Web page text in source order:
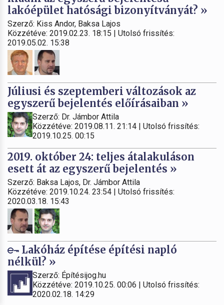
lakóépület hatósági bizonyítványát? »
Szerző: Kiss Andor, Baksa Lajos
Közzétéve: 2019.02.23. 18:15 | Utolsó frissítés:
2019.05.02. 15:38
Júliusi és szeptemberi változások az
egyszerű bejelentés előírásaiban »
Szerző: Dr. Jámbor Attila
Közzétéve: 2019.08.11. 21:14 | Utolsó frissítés:
2019.10.25. 00:15
2019. október 24: teljes átalakuláson
esett át az egyszerű bejelentés »
Szerző: Baksa Lajos, Dr. Jámbor Attila
Közzétéve: 2019.10.24. 23:54 | Utolsó frissítés:
2020.03.18. 15:43
Lakóház építése építési napló
nélkül? »
Szerző: Építésijog.hu
Közzétéve: 2019.10.25. 00:06 | Utolsó frissítés:
2020.02.18. 14:29